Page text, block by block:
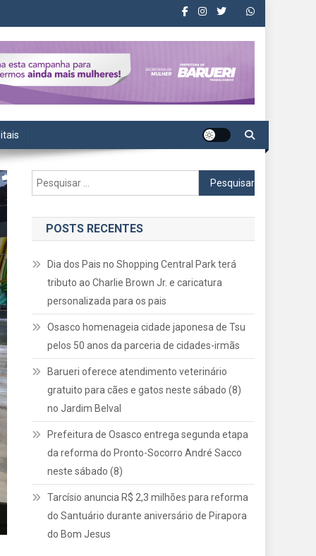
Pesquisar
por:
POSTS RECENTES
Dia dos Pais no Shopping Central Park terá
tributo ao Charlie Brown Jr. e caricatura
personalizada para os pais
Osasco homenageia cidade japonesa de Tsu
pelos 50 anos da parceria de cidades-irmãs
Barueri oferece atendimento veterinário
gratuito para cães e gatos neste sábado (8)
no Jardim Belval
Prefeitura de Osasco entrega segunda etapa
da reforma do Pronto-Socorro André Sacco
neste sábado (8)
Tarcísio anuncia R$ 2,3 milhões para reforma
do Santuário durante aniversário de Pirapora
do Bom Jesus